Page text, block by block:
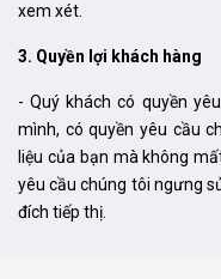
xem xét.
3. Quyền lợi khách hàng
- Quý khách có quyền
mình, có quyền yêu cầu
liệu của bạn mà không
yêu cầu chúng tôi ngưng
đích tiếp thị.